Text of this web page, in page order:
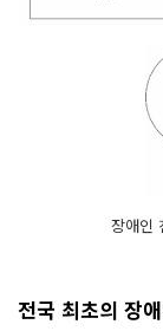
장애인
전국 최초의 장